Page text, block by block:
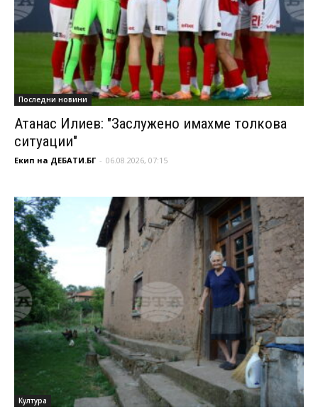
Последни новини
Атанас Илиев: "Заслужено имахме толкова
ситуации"
Екип на ДЕБАТИ.БГ - 06.08.2026, 07:15
Култура